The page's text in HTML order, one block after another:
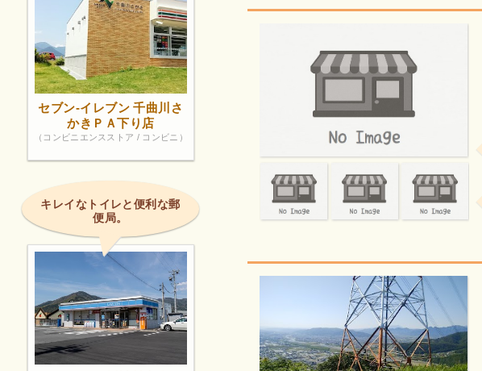
セブン-イレブン 千曲川さ
かきＰＡ下り店
（コンビニエンスストア / コンビニ）
キレイなトイレと便利な郵
便局。